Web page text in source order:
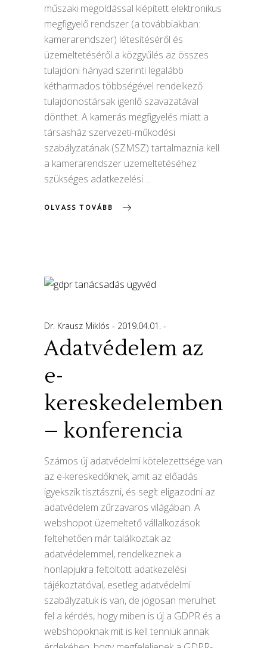
műszaki megoldással kiépített elektronikus
megfigyelő rendszer (a továbbiakban:
kamerarendszer) létesítéséről és
üzemeltetéséről a közgyűlés az összes
tulajdoni hányad szerinti legalább
kétharmados többségével rendelkező
tulajdonostársak igenlő szavazatával
dönthet. A kamerás megfigyelés miatt a
társasház szervezeti-működési
szabályzatának (SZMSZ) tartalmaznia kell
a kamerarendszer üzemeltetéséhez
szükséges adatkezelési
OLVASS TOVÁBB
Dr. Krausz Miklós 2019.04.01.
Adatvédelem az
e-
kereskedelemben
– konferencia
Számos új adatvédelmi kötelezettsége van
az e-kereskedőknek, amit az előadás
igyekszik tisztászni, és segít eligazodni az
adatvédelem zűrzavaros világában. A
webshopot üzemeltető vállalkozások
feltehetően már találkoztak az
adatvédelemmel, rendelkeznek a
honlapjukra feltöltött adatkezelési
tájékoztatóval, esetleg adatvédelmi
szabályzatuk is van, de jogosan merülhet
fel a kérdés, hogy miben is új a GDPR és a
webshopoknak mit is kell tenniük annak